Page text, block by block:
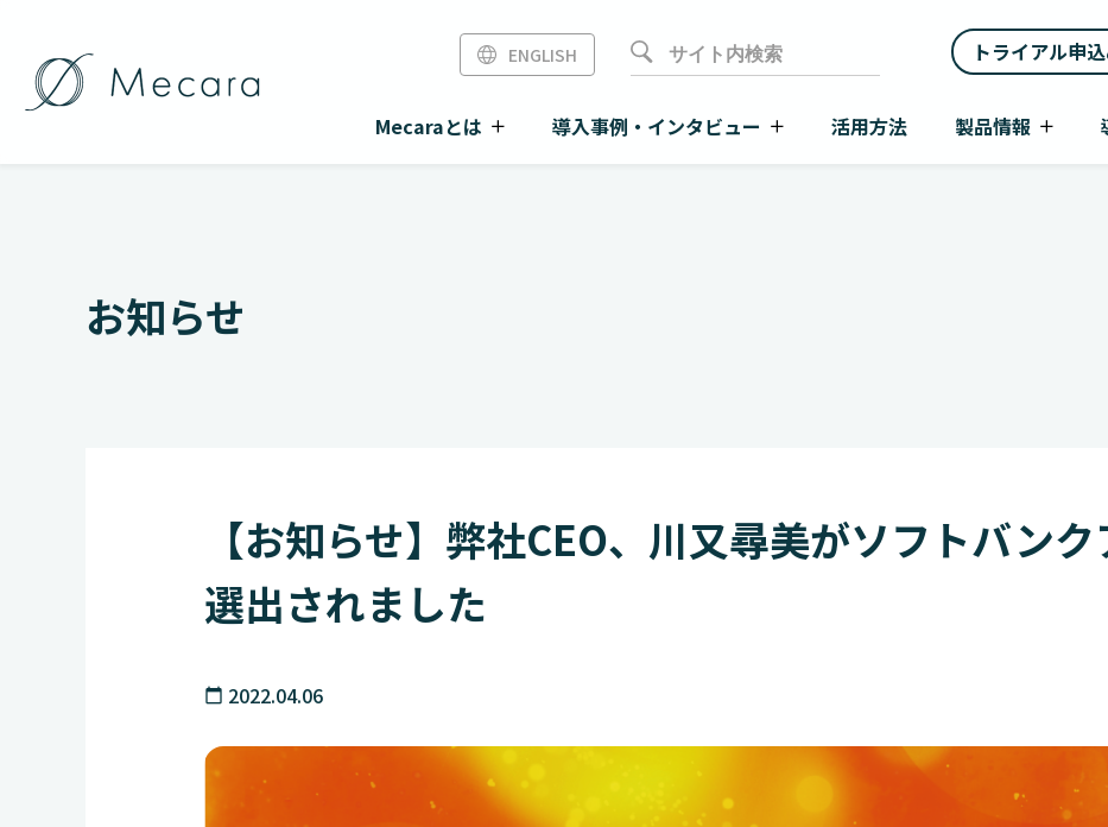
ENGLISH トライアル申
Mecaraとは 導入事例・インタビュー 活用方法 製品情報
お知らせ
【お知らせ】弊社CEO、川又尋美がソフトバン
選出されました
calendar_today 2022.04.06